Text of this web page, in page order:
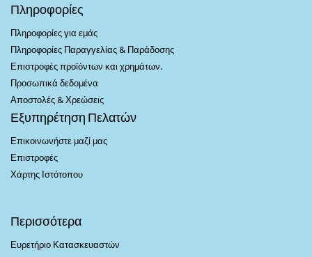
Πληροφορίες
Πληροφορίες για εμάς
Πληροφορίες Παραγγελίας & Παράδοσης
Επιστροφές προϊόντων και χρημάτων.
Προσωπικά δεδομένα
Αποστολές & Χρεώσεις
Εξυπηρέτηση Πελατών
Επικοινωνήστε μαζί μας
Επιστροφές
Χάρτης Ιστότοπου
Περισσότερα
Ευρετήριο Κατασκευαστών